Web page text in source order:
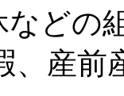
どの
、産前